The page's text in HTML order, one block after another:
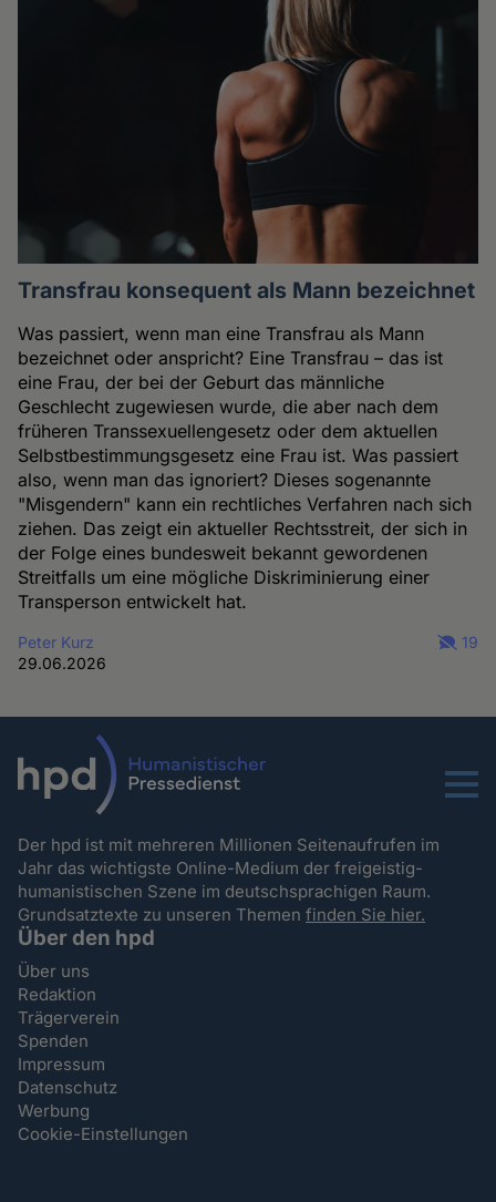
Transfrau konsequent als Mann bezeichnet
Was passiert, wenn man eine Transfrau als Mann
bezeichnet oder anspricht? Eine Transfrau – das ist
eine Frau, der bei der Geburt das männliche
Geschlecht zugewiesen wurde, die aber nach dem
früheren Transsexuellengesetz oder dem aktuellen
Selbstbestimmungsgesetz eine Frau ist. Was passiert
also, wenn man das ignoriert? Dieses sogenannte
"Misgendern" kann ein rechtliches Verfahren nach sich
ziehen. Das zeigt ein aktueller Rechtsstreit, der sich in
der Folge eines bundesweit bekannt gewordenen
Streitfalls um eine mögliche Diskriminierung einer
Transperson entwickelt hat.
Peter Kurz
29.06.2026
19
Menu
Der hpd ist mit mehreren Millionen Seitenaufrufen im
Jahr das wichtigste Online-Medium der freigeistig-
humanistischen Szene im deutschsprachigen Raum.
Grundsatztexte zu unseren Themenfinden Sie hier.
Über den hpd
Über uns
Redaktion
Trägerverein
Spenden
Impressum
Datenschutz
Werbung
Cookie-Einstellungen